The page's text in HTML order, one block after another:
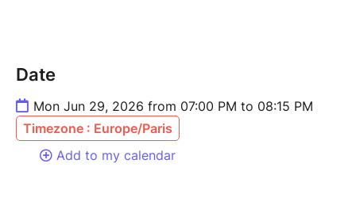
Date
Mon Jun 29, 2026 from 07:00 PM to 08:15 PM
Timezone : Europe/Paris
Add to my calendar